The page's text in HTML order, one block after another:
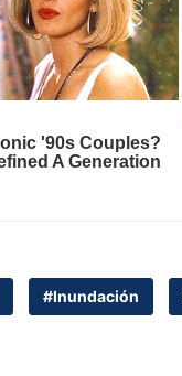
#Inundación